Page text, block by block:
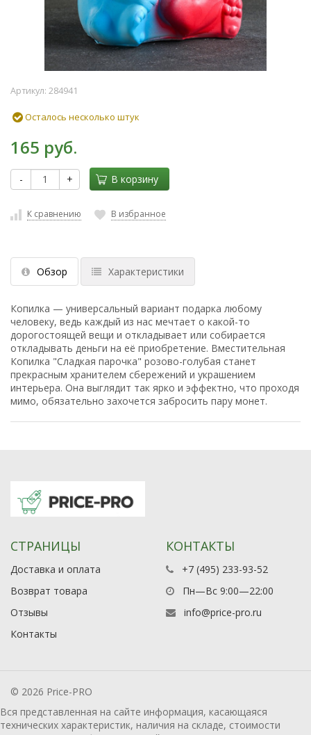
Артикул: 284941
Осталось несколько штук
165 руб.
- + В корзину
К сравнению В избранное
Обзор Характеристики
Копилка — универсальный вариант подарка любому
человеку, ведь каждый из нас мечтает о какой-то
дорогостоящей вещи и откладывает или собирается
откладывать деньги на её приобретение. Вместительная
Копилка "Сладкая парочка" розово-голубая станет
прекрасным хранителем сбережений и украшением
интерьера. Она выглядит так ярко и эффектно, что проходя
мимо, обязательно захочется забросить пару монет.
СТРАНИЦЫ
Доставка и оплата
Возврат товара
Отзывы
Контакты
КОНТАКТЫ
+7 (495) 233-93-52
Пн—Вс 9:00—22:00
info@price-pro.ru
© 2026 Price-PRO
Вся представленная на сайте информация, касающаяся
технических характеристик, наличия на складе, стоимости